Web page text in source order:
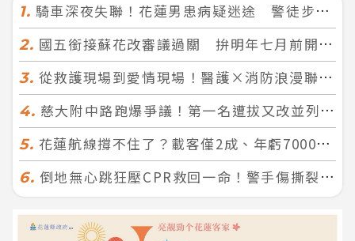
1. 騎車深夜失聯！花蓮男患病疑迷途 警徒步百米急尋救回一命
2. 國五銜接蘇花改審議過關 拚明年七月前開工！台北花蓮2小時生活圈成形
3. 從救護現場到愛情現場！醫護×消防浪漫聯誼 32人配對成功5對
4. 慈大附中路跑爆爭議！第一名遭拔又改並列 家長怒：難以接受
5. 花蓮航線撐不住了？載客僅2成、年虧7000萬 華信喊：真的快飛不下去
6. 倒地無心跳狂壓CPR救回一命！警手傷撕裂仍不放手 竟救到藝人何篤霖哥哥